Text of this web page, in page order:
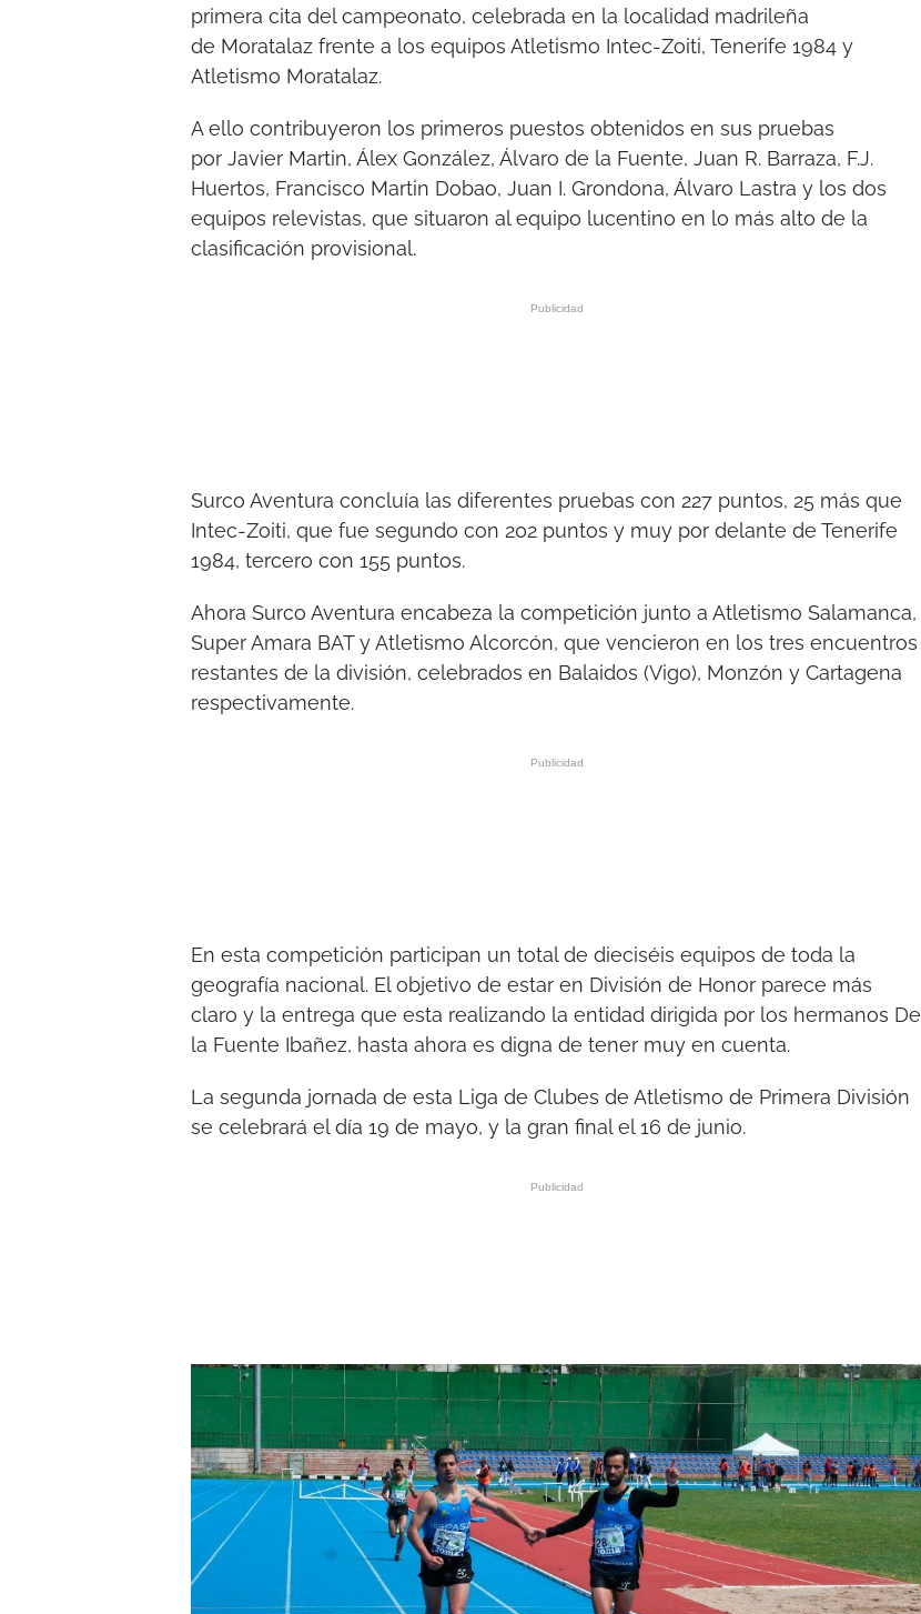
primera cita del campeonato, celebrada en la localidad madrileña
de Moratalaz frente a los equipos Atletismo Intec-Zoiti, Tenerife 1984 y
Atletismo Moratalaz.
A ello contribuyeron los primeros puestos obtenidos en sus pruebas
por Javier Martin, Álex González, Álvaro de la Fuente, Juan R. Barraza, F.J.
Huertos, Francisco Martin Dobao, Juan I. Grondona, Álvaro Lastra y los dos
equipos relevistas, que situaron al equipo lucentino en lo más alto de la
clasificación provisional.
Surco Aventura concluía las diferentes pruebas con 227 puntos, 25 más que
Intec-Zoiti, que fue segundo con 202 puntos y muy por delante de Tenerife
1984, tercero con 155 puntos.
Ahora Surco Aventura encabeza la competición junto a Atletismo Salamanca,
Super Amara BAT y Atletismo Alcorcón, que vencieron en los tres encuentros
restantes de la división, celebrados en Balaidos (Vigo), Monzón y Cartagena
respectivamente.
En esta competición participan un total de dieciséis equipos de toda la
geografía nacional. El objetivo de estar en División de Honor parece más
claro y la entrega que esta realizando la entidad dirigida por los hermanos De
la Fuente Ibañez, hasta ahora es digna de tener muy en cuenta.
La segunda jornada de esta Liga de Clubes de Atletismo de Primera División
se celebrará el día 19 de mayo, y la gran final el 16 de junio.